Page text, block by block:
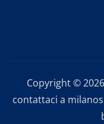
Copyright ©
contattaci a